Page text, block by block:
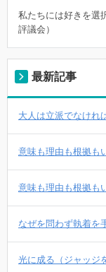
私たちには好きを選
評議会）
最新記事
大人は立派でなけれ
意味も理由も根拠も
意味も理由も根拠も
なぜを問わず執着を
光に成る（ジャッジ